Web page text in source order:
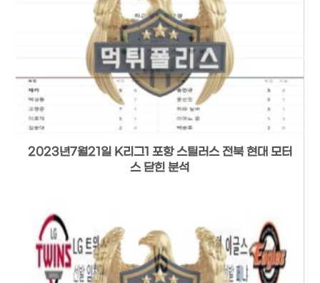
2023년7월21일 K리그1 포항 스틸러스 전북 현대 모터
스 닫힌 분석